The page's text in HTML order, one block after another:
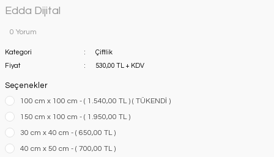
Edda Dijital
0 Yorum
Kategori
Çiftlik
Fiyat
530,00 TL + KDV
Seçenekler
100 cm x 100 cm - ( 1.540,00 TL ) ( TÜKENDİ )
150 cm x 100 cm - ( 1.950,00 TL )
30 cm x 40 cm - ( 650,00 TL )
40 cm x 50 cm - ( 700,00 TL )